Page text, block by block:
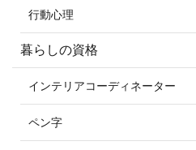
行動心理
暮らしの資格
インテリアコーディネーター
ペン字